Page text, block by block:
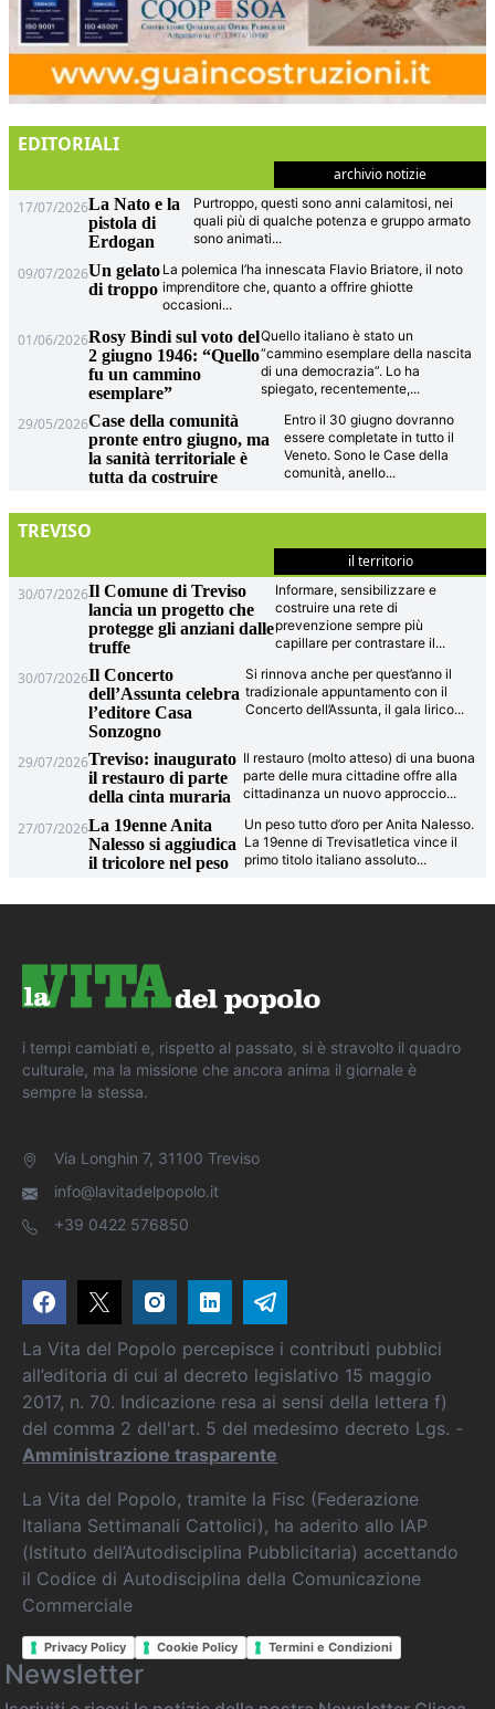
EDITORIALI
archivio notizie
17/07/2026La Nato e la
pistola di
Erdogan
Purtroppo, questi sono anni calamitosi, nei
quali più di qualche potenza e gruppo armato
sono animati...
09/07/2026Un gelato
di troppo
La polemica l’ha innescata Flavio Briatore, il noto
imprenditore che, quanto a offrire ghiotte
occasioni...
01/06/2026Rosy Bindi sul voto del
2 giugno 1946: “Quello
fu un cammino
esemplare”
Quello italiano è stato un
“cammino esemplare della nascita
di una democrazia”. Lo ha
spiegato, recentemente,...
29/05/2026Case della comunità
pronte entro giugno, ma
la sanità territoriale è
tutta da costruire
Entro il 30 giugno dovranno
essere completate in tutto il
Veneto. Sono le Case della
comunità, anello...
TREVISO
il territorio
30/07/2026Il Comune di Treviso
lancia un progetto che
protegge gli anziani dalle
truffe
Informare, sensibilizzare e
costruire una rete di
prevenzione sempre più
capillare per contrastare il...
30/07/2026Il Concerto
dell’Assunta celebra
l’editore Casa
Sonzogno
Si rinnova anche per quest’anno il
tradizionale appuntamento con il
Concerto dell’Assunta, il gala lirico...
29/07/2026Treviso: inaugurato
il restauro di parte
della cinta muraria
Il restauro (molto atteso) di una buona
parte delle mura cittadine offre alla
cittadinanza un nuovo approccio...
27/07/2026La 19enne Anita
Nalesso si aggiudica
il tricolore nel peso
Un peso tutto d’oro per Anita Nalesso.
La 19enne di Trevisatletica vince il
primo titolo italiano assoluto...
i tempi cambiati e, rispetto al passato, si è stravolto il quadro
culturale, ma la missione che ancora anima il giornale è
sempre la stessa.
Via Longhin 7, 31100 Treviso
info@lavitadelpopolo.it
+39 0422 576850
La Vita del Popolo percepisce i contributi pubblici
all’editoria di cui al decreto legislativo 15 maggio
2017, n. 70. Indicazione resa ai sensi della lettera f)
del comma 2 dell'art. 5 del medesimo decreto Lgs. -
Amministrazione trasparente
La Vita del Popolo, tramite la Fisc (Federazione
Italiana Settimanali Cattolici), ha aderito allo IAP
(Istituto dell’Autodisciplina Pubblicitaria) accettando
il Codice di Autodisciplina della Comunicazione
Commerciale
Privacy Policy Cookie Policy Termini e Condizioni
Newsletter